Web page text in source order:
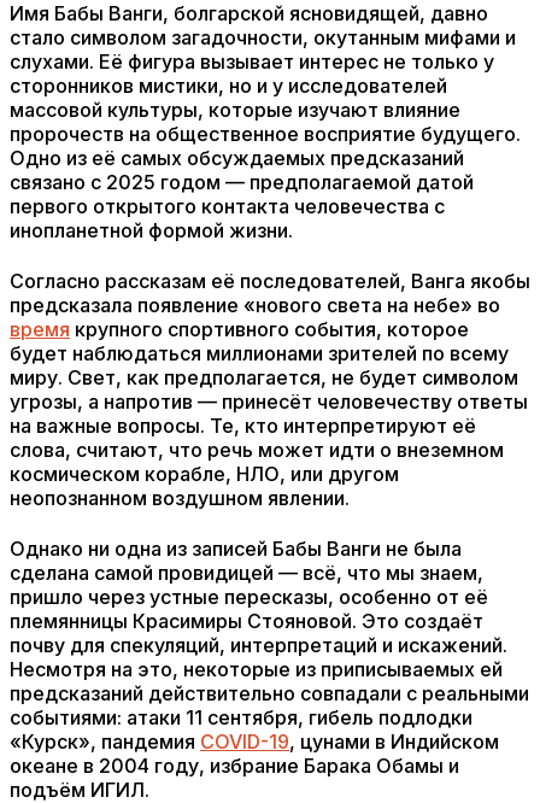
Имя Бабы Ванги, болгарской ясновидящей, давно
стало символом загадочности, окутанным мифами и
слухами. Её фигура вызывает интерес не только у
сторонников мистики, но и у исследователей
массовой культуры, которые изучают влияние
пророчеств на общественное восприятие будущего.
Одно из её самых обсуждаемых предсказаний
связано с 2025 годом — предполагаемой датой
первого открытого контакта человечества с
инопланетной формой жизни.
Согласно рассказам её последователей, Ванга якобы
предсказала появление «нового света на небе» во
время крупного спортивного события, которое
будет наблюдаться миллионами зрителей по всему
миру. Свет, как предполагается, не будет символом
угрозы, а напротив — принесёт человечеству ответы
на важные вопросы. Те, кто интерпретируют её
слова, считают, что речь может идти о внеземном
космическом корабле, НЛО, или другом
неопознанном воздушном явлении.
Однако ни одна из записей Бабы Ванги не была
сделана самой провидицей — всё, что мы знаем,
пришло через устные пересказы, особенно от её
племянницы Красимиры Стояновой. Это создаёт
почву для спекуляций, интерпретаций и искажений.
Несмотря на это, некоторые из приписываемых ей
предсказаний действительно совпадали с реальными
событиями: атаки 11 сентября, гибель подлодки
«Курск», пандемия COVID-19, цунами в Индийском
океане в 2004 году, избрание Барака Обамы и
подъём ИГИЛ.